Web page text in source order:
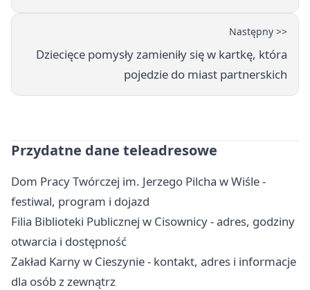
Następny >>
Dziecięce pomysły zamieniły się w kartkę, która
pojedzie do miast partnerskich
Przydatne dane teleadresowe
Dom Pracy Twórczej im. Jerzego Pilcha w Wiśle -
festiwal, program i dojazd
Filia Biblioteki Publicznej w Cisownicy - adres, godziny
otwarcia i dostępność
Zakład Karny w Cieszynie - kontakt, adres i informacje
dla osób z zewnątrz